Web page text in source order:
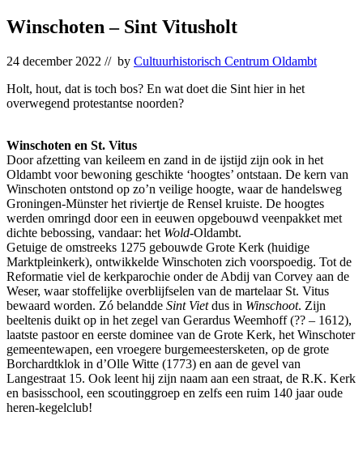
Winschoten – Sint Vitusholt
24 december 2022 // by Cultuurhistorisch Centrum Oldambt
Holt, hout, dat is toch bos? En wat doet die Sint hier in het
overwegend protestantse noorden?
Winschoten en St. Vitus
Door afzetting van keileem en zand in de ijstijd zijn ook in het
Oldambt voor bewoning geschikte ‘hoogtes’ ontstaan. De kern van
Winschoten ontstond op zo’n veilige hoogte, waar de handelsweg
Groningen-Münster het riviertje de Rensel kruiste. De hoogtes
werden omringd door een in eeuwen opgebouwd veenpakket met
dichte bebossing, vandaar: het Wold-Oldambt.
Getuige de omstreeks 1275 gebouwde Grote Kerk (huidige
Marktpleinkerk), ontwikkelde Winschoten zich voorspoedig. Tot de
Reformatie viel de kerkparochie onder de Abdij van Corvey aan de
Weser, waar stoffelijke overblijfselen van de martelaar St. Vitus
bewaard worden. Zó belandde Sint Vietdus in Winschoot. Zijn
beeltenis duikt op in het zegel van Gerardus Weemhoff (?? – 1612),
laatste pastoor en eerste dominee van de Grote Kerk, het Winschoter
gemeentewapen, een vroegere burgemeestersketen, op de grote
Borchardtklok in d’Olle Witte (1773) en aan de gevel van
Langestraat 15. Ook leent hij zijn naam aan een straat, de R.K. Kerk
en basisschool, een scoutinggroep en zelfs een ruim 140 jaar oude
heren-kegelclub!